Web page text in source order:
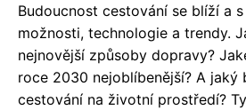
Budoucnost cestování se blíží a
možnosti, technologie a trendy.
nejnovější způsoby dopravy?
roce 2030 nejoblíbenější? A jaký
cestování na životní prostředí?